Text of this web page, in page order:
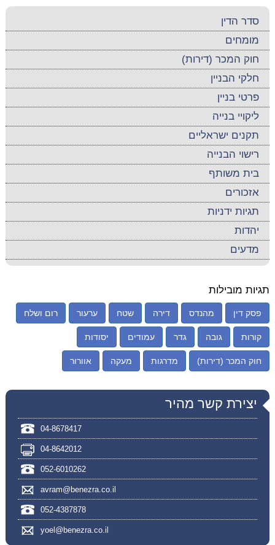
סדר הדין
מומחים
חוק המכר (דירות)
חלקי הבניין
פרטי בניין
ליקויי בנייה
תקנים ישראליים
רישוי הבנייה
בית משותף
אזכורים
תגיות ידניות
יהדות
מדעים
תגיות מובילות
פסק דין מהנדס דירה שטח ערעור רום ושלח
קורות גובה גדר עמודים יסודות
חוק המכר (דירות) מדרגות מעקה אוורור
יצירת קשר מהיר
04-8678417
04-8642012
052-6010262
avram@benezra.co.il
052-4387878
yoel@benezra.co.il